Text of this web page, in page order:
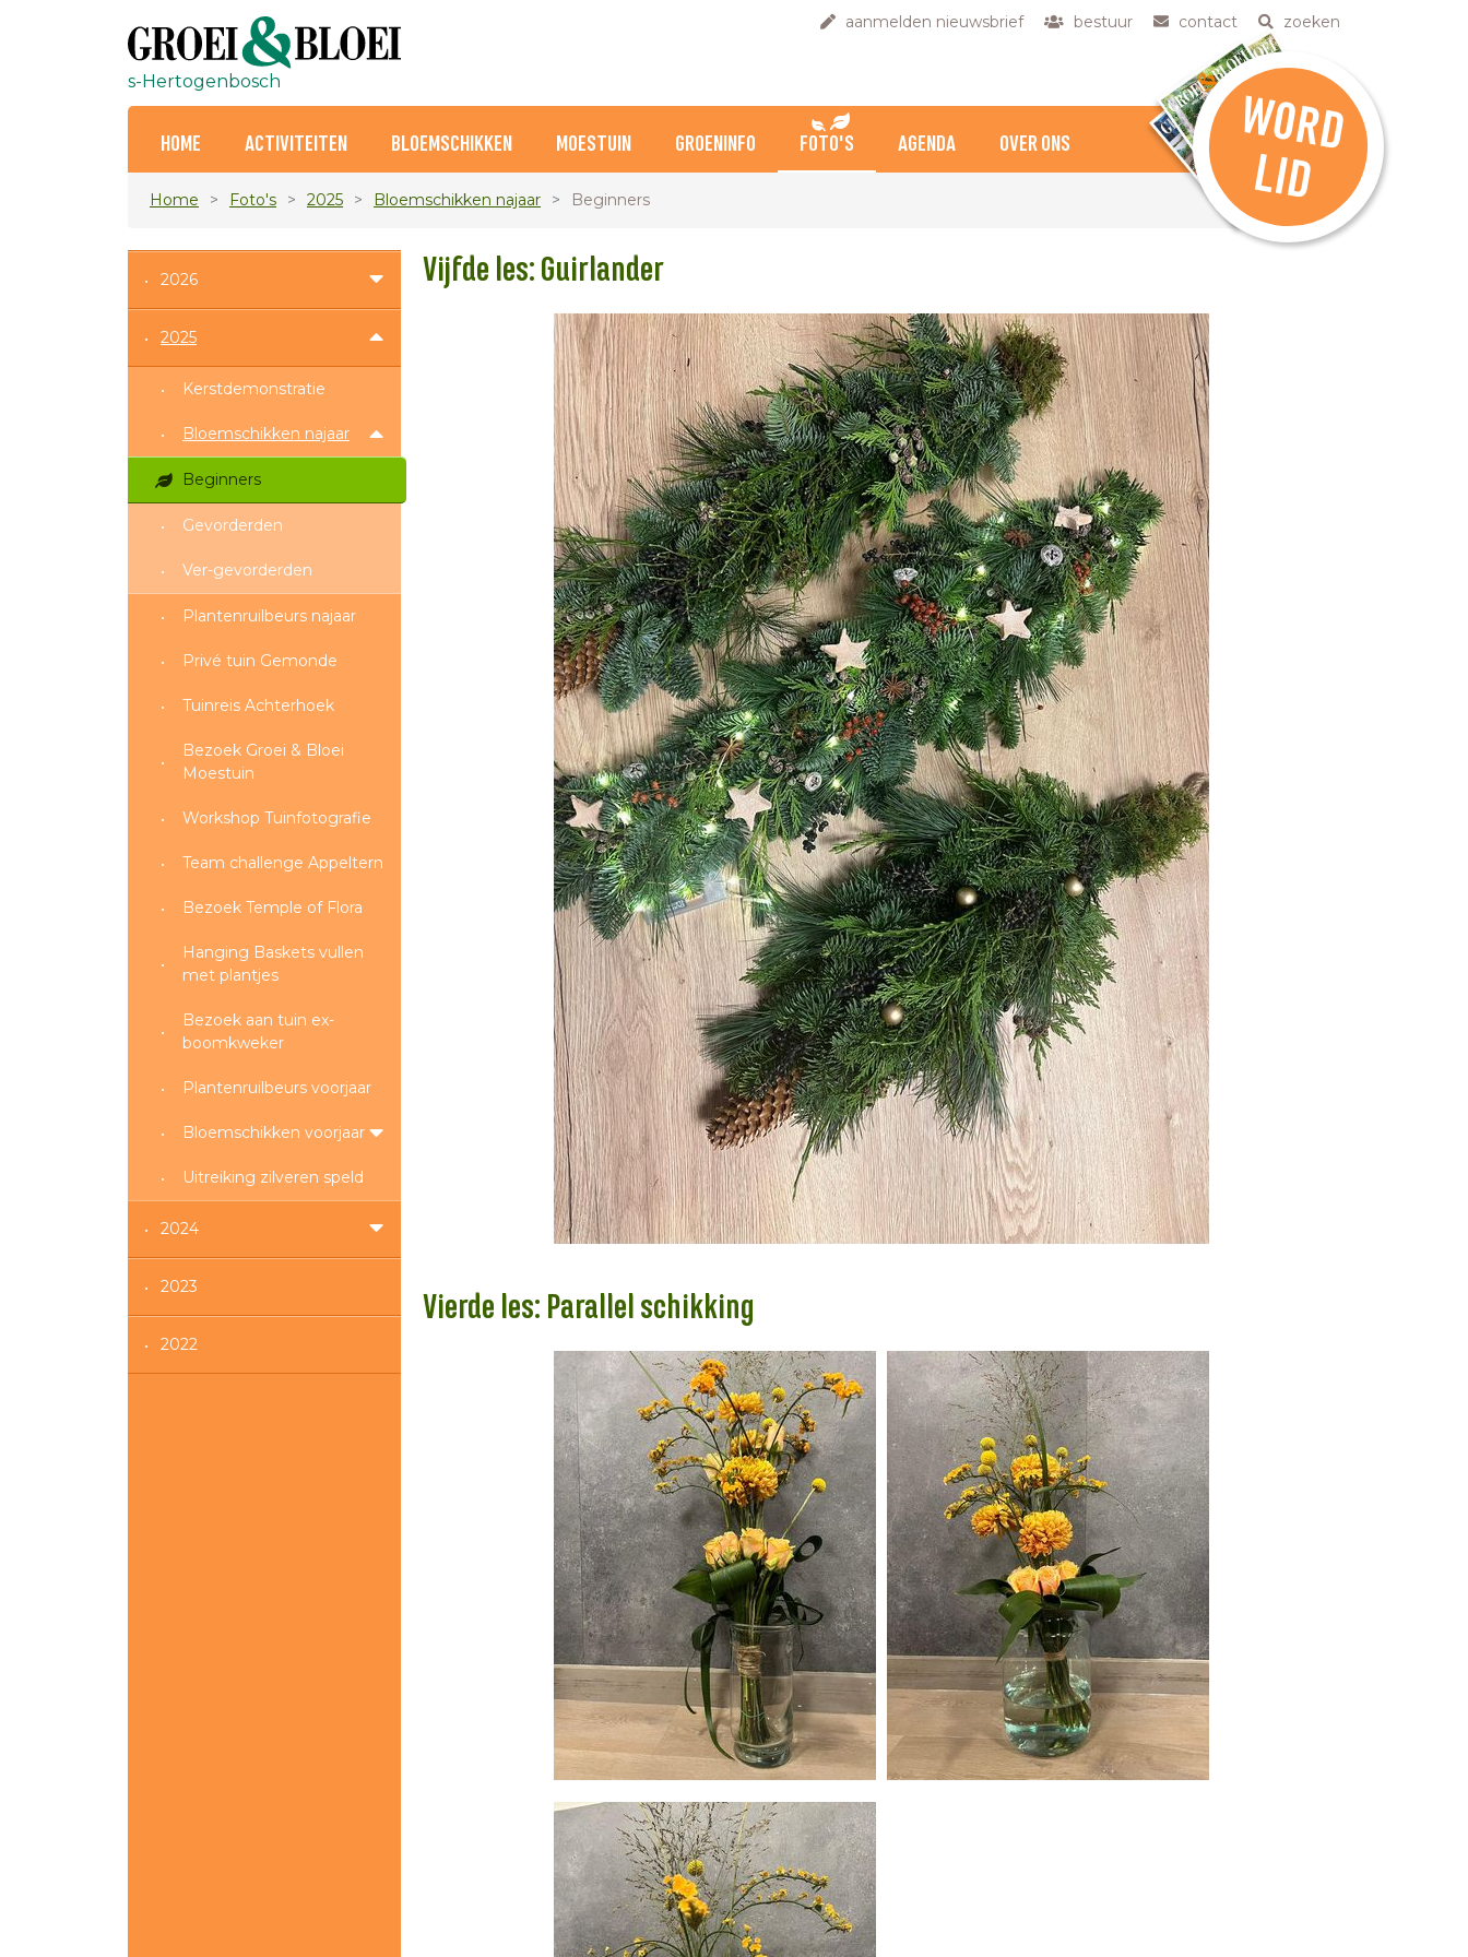
aanmelden nieuwsbrief bestuur contact zoeken
s-Hertogenbosch
HOME ACTIVITEITEN BLOEMSCHIKKEN MOESTUIN GROENINFO FOTO'S AGENDA OVER ONS W
O
R
D
L
ID
Home Foto's 2025 Bloemschikken najaar Beginners
2026
2025
Kerstdemonstratie
Bloemschikken najaar
Beginners
Gevorderden
Ver-gevorderden
Plantenruilbeurs najaar
Privé tuin Gemonde
Tuinreis Achterhoek
Bezoek Groei & Bloei
Moestuin
Workshop Tuinfotografie
Team challenge Appeltern
Bezoek Temple of Flora
Hanging Baskets vullen
met plantjes
Bezoek aan tuin ex-
boomkweker
Plantenruilbeurs voorjaar
Bloemschikken voorjaar
Uitreiking zilveren speld
2024
2023
2022
Vijfde les: Guirlander
Vierde les: Parallel schikking